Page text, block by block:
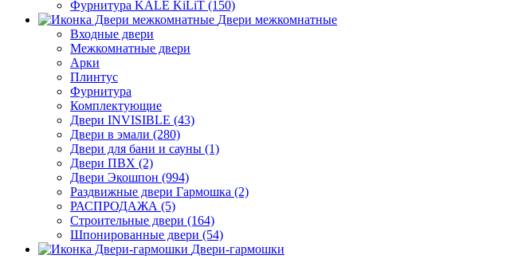
Фурнитура KALE KiLiT (150)
Двери межкомнатные
Входные двери
Межкомнатные двери
Арки
Плинтус
Фурнитура
Комплектующие
Двери INVISIBLE (43)
Двери в эмали (280)
Двери для бани и сауны (1)
Двери ПВХ (2)
Двери Экошпон (994)
Раздвижные двери Гармошка (2)
РАСПРОДАЖА (5)
Строительные двери (164)
Шпонированные двери (54)
Двери-гармошки